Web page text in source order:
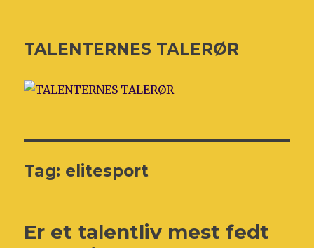
TALENTERNES TALERØR
Tag: elitesport
Er et talentliv mest fedt